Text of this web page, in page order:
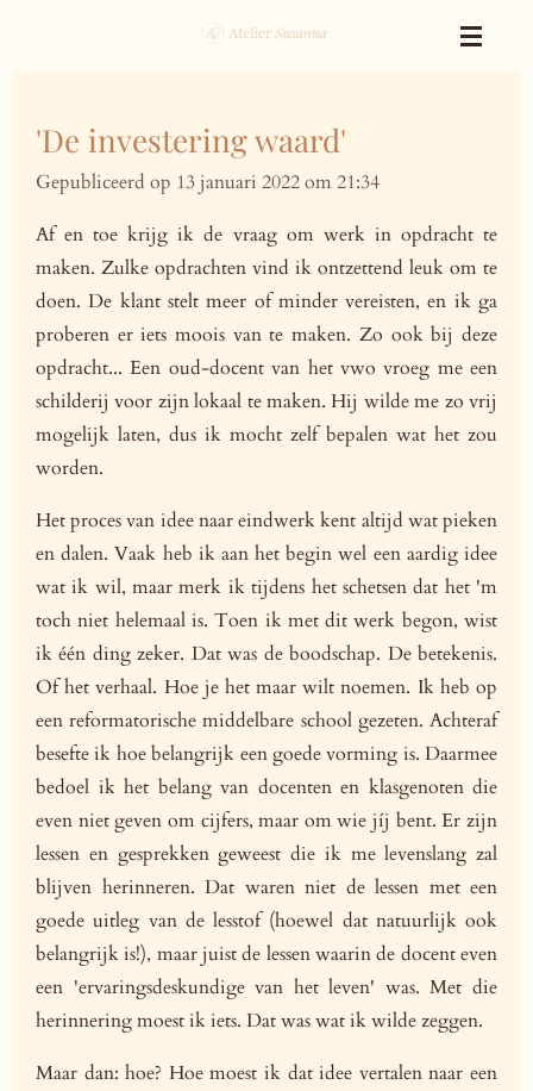
hoofdinhoud
'De investering waard'
Gepubliceerd op 13 januari 2022 om 21:34
Af en toe krijg ik de vraag om werk in opdracht te
maken. Zulke opdrachten vind ik ontzettend leuk om te
doen. De klant stelt meer of minder vereisten, en ik ga
proberen er iets moois van te maken. Zo ook bij deze
opdracht... Een oud-docent van het vwo vroeg me een
schilderij voor zijn lokaal te maken. Hij wilde me zo vrij
mogelijk laten, dus ik mocht zelf bepalen wat het zou
worden.
Het proces van idee naar eindwerk kent altijd wat pieken
en dalen. Vaak heb ik aan het begin wel een aardig idee
wat ik wil, maar merk ik tijdens het schetsen dat het 'm
toch niet helemaal is. Toen ik met dit werk begon, wist
ik één ding zeker. Dat was de boodschap. De betekenis.
Of het verhaal. Hoe je het maar wilt noemen. Ik heb op
een reformatorische middelbare school gezeten. Achteraf
besefte ik hoe belangrijk een goede vorming is. Daarmee
bedoel ik het belang van docenten en klasgenoten die
even niet geven om cijfers, maar om wie jíj bent. Er zijn
lessen en gesprekken geweest die ik me levenslang zal
blijven herinneren. Dat waren niet de lessen met een
goede uitleg van de lesstof (hoewel dat natuurlijk ook
belangrijk is!), maar juist de lessen waarin de docent even
een 'ervaringsdeskundige van het leven' was. Met die
herinnering moest ik iets. Dat was wat ik wilde zeggen.
Maar dan: hoe? Hoe moest ik dat idee vertalen naar een